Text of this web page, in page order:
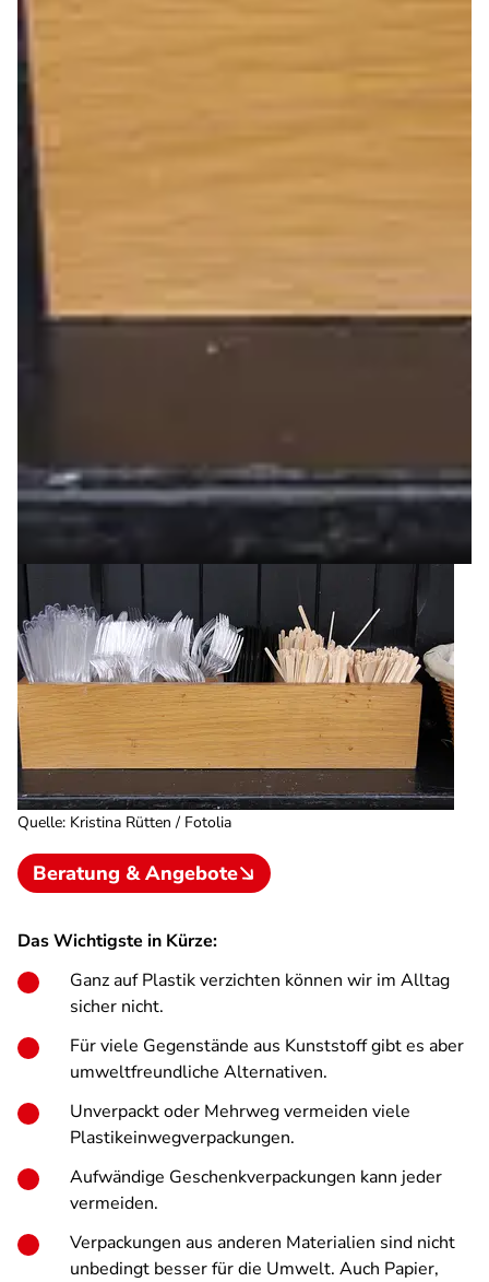
Quelle: Kristina Rütten / Fotolia
Beratung & Angebote
Das Wichtigste in Kürze:
Ganz auf Plastik verzichten können wir im Alltag
sicher nicht.
Für viele Gegenstände aus Kunststoff gibt es aber
umweltfreundliche Alternativen.
Unverpackt oder Mehrweg vermeiden viele
Plastikeinwegverpackungen.
Aufwändige Geschenkverpackungen kann jeder
vermeiden.
Verpackungen aus anderen Materialien sind nicht
unbedingt besser für die Umwelt. Auch Papier,